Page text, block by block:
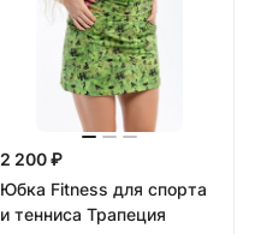
2 200 ₽
Юбка Fitness для спорта
и тенниса Трапеция